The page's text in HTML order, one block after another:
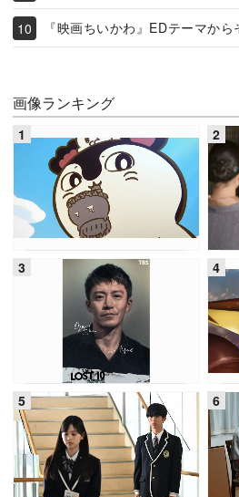
『映画ちいかわ』EDテーマか
画像ランキング